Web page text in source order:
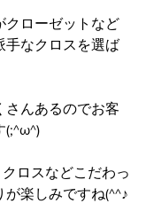
クローゼットなど
手なクロスを選ば
さんあるのでお客
(;^ω^)
ロスなどこだわっ
楽しみですね(^^♪